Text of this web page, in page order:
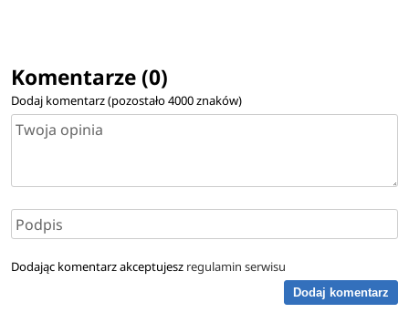
Komentarze (0)
Dodaj komentarz (pozostało4000znaków)
Dodając komentarz akceptujesz regulamin serwisu
Dodaj komentarz